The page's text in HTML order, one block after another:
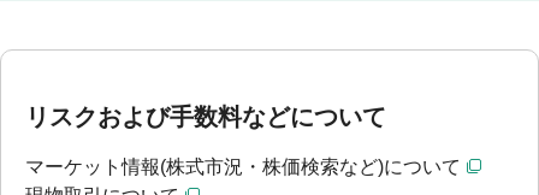
リスクおよび手数料などについて
マーケット情報(株式市況・株価検索など)について